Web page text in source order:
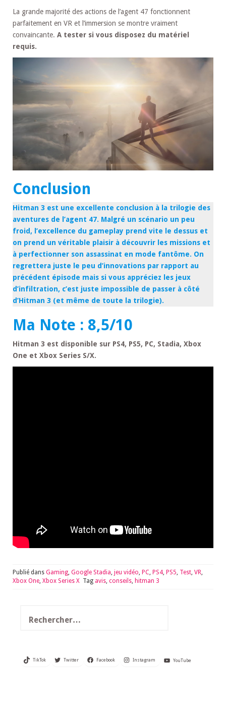
La grande majorité des actions de l’agent 47 fonctionnent
parfaitement en VR et l’immersion se montre vraiment
convaincante. A tester si vous disposez du matériel
requis.
Conclusion
Hitman 3 est une excellente conclusion à la trilogie des
aventures de l’agent 47. Malgré un scénario un peu
froid, l’excellence du gameplay prend vite le dessus et
on prend un véritable plaisir à découvrir les missions et
à perfectionner son assassinat en mode fantôme. On
regrettera juste le peu d’innovations par rapport au
précédent épisode mais si vous appréciez les jeux
d’infiltration, c’est juste impossible de passer à côté
d’Hitman 3 (et même de toute la trilogie).
Ma Note : 8,5/10
Hitman 3 est disponible sur PS4, PS5, PC, Stadia, Xbox
One et Xbox Series S/X.
Publié dans Gaming, Google Stadia, jeu vidéo, PC, PS4, PS5, Test, VR,
Xbox One, Xbox Series X Tag avis, conseils, hitman 3
TikTok Twitter Facebook Instagram YouTube